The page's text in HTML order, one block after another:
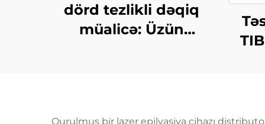
dörd tezlikli dəqiq
müalicə: Üzün
Qurulmuş bir lazer epilyasiya cihazı